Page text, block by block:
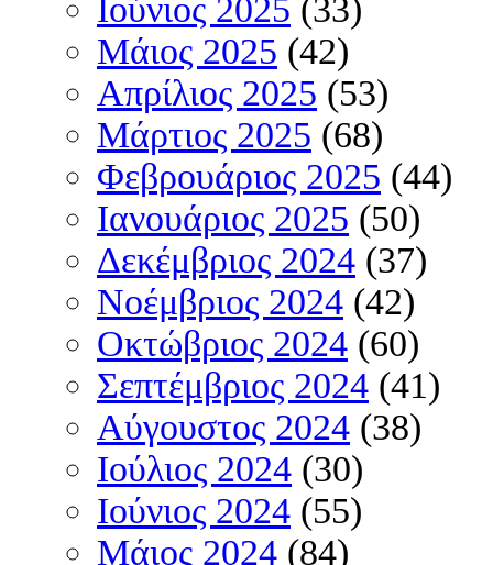
Ιούνιος 2025 (33)
Μάιος 2025 (42)
Απρίλιος 2025 (53)
Μάρτιος 2025 (68)
Φεβρουάριος 2025 (44)
Ιανουάριος 2025 (50)
Δεκέμβριος 2024 (37)
Νοέμβριος 2024 (42)
Οκτώβριος 2024 (60)
Σεπτέμβριος 2024 (41)
Αύγουστος 2024 (38)
Ιούλιος 2024 (30)
Ιούνιος 2024 (55)
Μάιος 2024 (84)